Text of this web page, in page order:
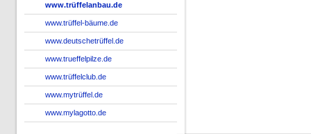
www.trüffelanbau.de
www.trüffel-bäume.de
www.deutschetrüffel.de
www.trueffelpilze.de
www.trüffelclub.de
www.mytrüffel.de
www.mylagotto.de